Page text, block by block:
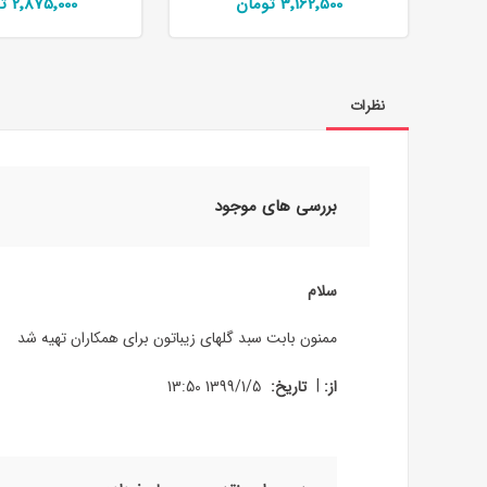
نظرات
بررسی های موجود
سلام
ممنون بابت سبد گلهای زیباتون برای همکاران تهیه شد
از: | تاریخ: 1399/1/5 13:50